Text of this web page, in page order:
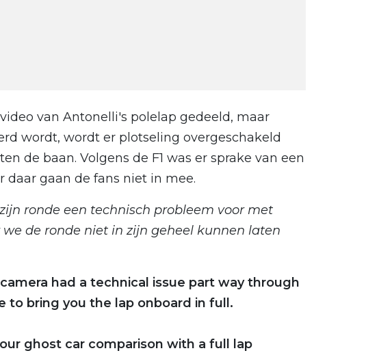
van Antonelli's polelap gedeeld, maar
wordt, wordt er plotseling overgeschakeld
de baan. Volgens de F1 was er sprake van een
gaan de fans niet in mee.
ronde een technisch probleem voor met
de ronde niet in zijn geheel kunnen laten
had a technical issue part way through
to bring you the lap onboard in full.
ghost car comparison with a full lap